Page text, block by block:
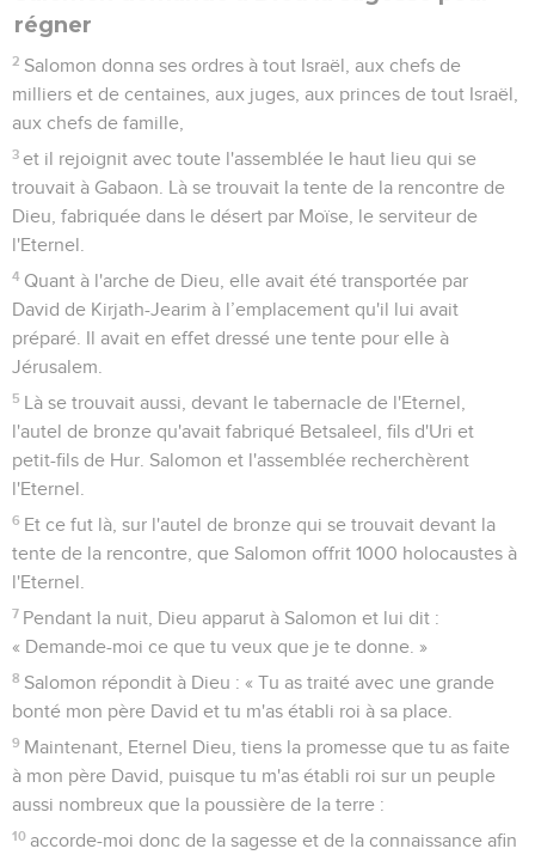
2 Chroniques
Seuls les Évangiles sont disponibles en vidéo pour le moment.
HISTOIRE DE SALOMON, ROI D'ISRAËL
Salomon, fils de David, s'affermit dans sa royauté. L'Eternel,
point.
Salomon demande à Dieu la sagesse pour
2 Salomon donna ses ordres à tout Israël, aux chefs de
milliers et de centaines, aux juges, aux princes de tout Israël,
aux chefs de famille,
3 et il rejoignit avec toute l'assemblée le haut lieu qui se
trouvait à Gabaon. Là se trouvait la tente de la rencontre de
Dieu, fabriquée dans le désert par Moïse, le serviteur de
l'Eternel.
Quant à l'arche de Dieu, elle avait été transportée par
David de Kirjath-Jearim à l’emplacement qu'il lui avait
préparé. Il avait en effet dressé une tente pour elle à
Là se trouvait aussi, devant le tabernacle de l'Eternel,
l'autel de bronze qu'avait fabriqué Betsaleel, fils d'Uri et
petit-fils de Hur. Salomon et l'assemblée recherchèrent
l'Eternel.